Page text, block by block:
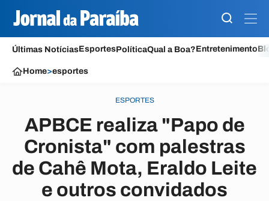
Últimas NotíciasEsportesPolíticaQual a Boa?Entretenimento
Home>esportes
ESPORTES
APBCE realiza "Papo de
Cronista" com palestras
de Cahê Mota, Eraldo Leite
e outros convidados